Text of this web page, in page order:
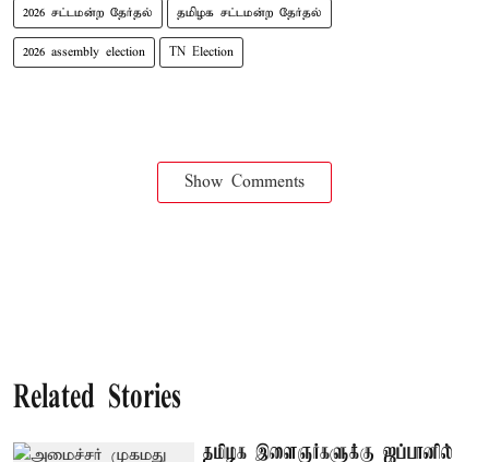
2026 சட்டமன்ற தேர்தல் தமிழக சட்டமன்ற தேர்தல்
2026 assembly election TN Election
Show Comments
Related Stories
தமிழக இளைஞர்களுக்கு ஜப்பானில்